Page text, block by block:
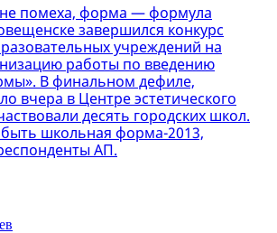
помеха, форма — формула
завершился конкурс
учреждений на
работы по введению
В финальном дефиле,
вчера в Центре эстетического
десять городских школ.
школьная форма-2013,
АП.